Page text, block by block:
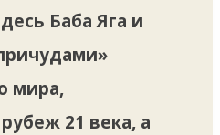
Баба Яга и
мира,
21 века, а